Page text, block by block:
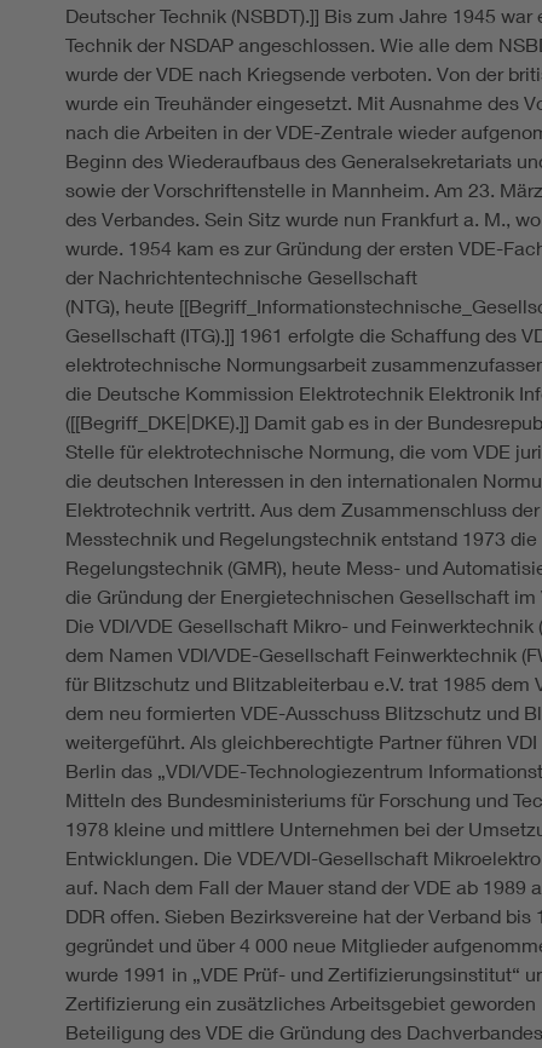
Deutscher Technik (NSBDT).]] Bis zum Jahre 1945
Technik der NSDAP angeschlossen. Wie alle dem
wurde der VDE nach Kriegsende verboten. Von der
wurde ein Treuhänder eingesetzt. Mit Ausnahme des
nach die Arbeiten in der VDE-Zentrale wieder
Beginn des Wiederaufbaus des Generalsekretariats
sowie der Vorschriftenstelle in Mannheim. Am 23.
des Verbandes. Sein Sitz wurde nun Frankfurt a. M.,
wurde. 1954 kam es zur Gründung der ersten VDE-
der Nachrichtentechnische Gesellschaft
(NTG), heute
Gesellschaft (ITG).]] 1961 erfolgte die Schaffung des
elektrotechnische Normungsarbeit
die Deutsche Kommission Elektrotechnik Elektronik
([[Begriff_DKE|DKE).]] Damit gab es in der
Stelle für elektrotechnische Normung, die vom VDE
die deutschen Interessen in den internationalen
Elektrotechnik vertritt. Aus dem Zusammenschluss
Messtechnik und Regelungstechnik entstand 1973
Regelungstechnik (GMR), heute Mess- und
die Gründung der Energietechnischen Gesellschaft im
Die VDI/VDE Gesellschaft Mikro- und Feinwerktechnik
dem Namen VDI/VDE-Gesellschaft Feinwerktechnik
für Blitzschutz und Blitzableiterbau e.V. trat 1985 dem
dem neu formierten VDE-Ausschuss Blitzschutz und
weitergeführt. Als gleichberechtigte Partner führen
Berlin das „VDI/VDE-Technologiezentrum
Mitteln des Bundesministeriums für Forschung und
1978 kleine und mittlere Unternehmen bei der
Entwicklungen. Die VDE/VDI-Gesellschaft
auf. Nach dem Fall der Mauer stand der VDE ab 1989
DDR offen. Sieben Bezirksvereine hat der Verband
gegründet und über 4 000 neue Mitglieder
wurde 1991 in „VDE Prüf- und Zertifizierungsinstitut“
Zertifizierung ein zusätzliches Arbeitsgebiet
Beteiligung des VDE die Gründung des